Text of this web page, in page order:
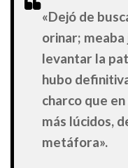
«Dejó de
orinar; meaba
levantar la
hubo
charco que
más lúcidos,
metáfora».